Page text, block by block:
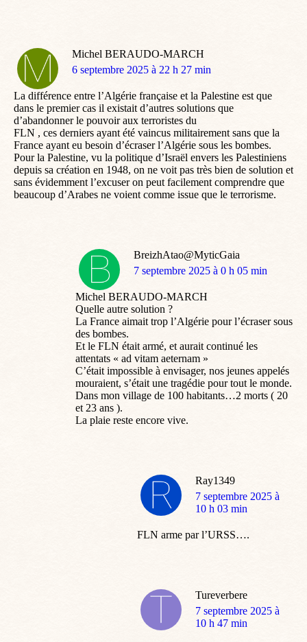
Michel BERAUDO-MARCH
dit
6 septembre 2025 à 22 h 27 min
La différence entre l’Algérie française et la Palestine est que
dans le premier cas il existait d’autres solutions que
d’abandonner le pouvoir aux terroristes du
FLN , ces derniers ayant été vaincus militairement sans que la
France ayant eu besoin d’écraser l’Algérie sous les bombes.
Pour la Palestine, vu la politique d’Israël envers les Palestiniens
depuis sa création en 1948, on ne voit pas très bien de solution et
sans évidemment l’excuser on peut facilement comprendre que
beaucoup d’Arabes ne voient comme issue que le terrorisme.
BreizhAtao@MyticGaia
dit
7 septembre 2025 à 0 h 05 min
Michel BERAUDO-MARCH
Quelle autre solution ?
La France aimait trop l’Algérie pour l’écraser sous
des bombes.
Et le FLN était armé, et aurait continué les
attentats « ad vitam aeternam »
C’était impossible à envisager, nos jeunes appelés
mouraient, s’était une tragédie pour tout le monde.
Dans mon village de 100 habitants…2 morts ( 20
et 23 ans ).
La plaie reste encore vive.
Ray1349
dit
:
7 septembre 2025 à
10 h 03 min
FLN arme par l’URSS….
Tureverbere
dit
:
7 septembre 2025 à
10 h 47 min